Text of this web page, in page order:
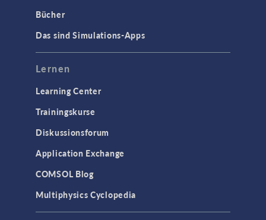
Bücher
Das sind Simulations-Apps
Lernen
Learning Center
Trainingskurse
Diskussionsforum
Application Exchange
COMSOL Blog
Multiphysics Cyclopedia